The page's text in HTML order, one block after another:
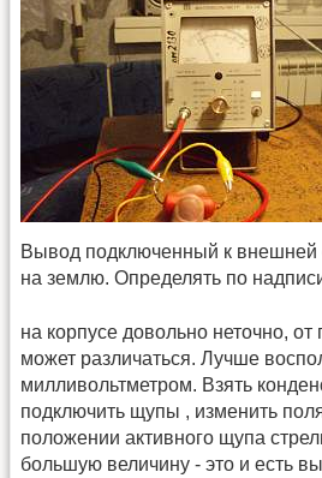
Вывод подключенный к внешней
на землю. Определять по
на корпусе довольно неточно, от
может различаться. Лучше
милливольтметром. Взять
подключить щупы , изменить
положении активного щупа
большую величину - это и есть